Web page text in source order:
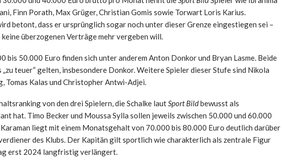
Finn Porath, Max Grüger, Christian Gomis sowie Torwart Loris Karius.
betont, dass er ursprünglich sogar noch unter dieser Grenze eingestiegen sei –
keine überzogenen Verträge mehr vergeben will.
bis 50.000 Euro finden sich unter anderem Anton Donkor und Bryan Lasme. Beide
teuer“ gelten, insbesondere Donkor. Weitere Spieler dieser Stufe sind Nikola
Tomas Kalas und Christopher Antwi-Adjei.
von den drei Spielern, die Schalke lautSport Bildbewusst als
hat. Timo Becker und Moussa Sylla sollen jeweils zwischen 50.000 und 60.000
liegt mit einem Monatsgehalt von 70.000 bis 80.000 Euro deutlich darüber
des Klubs. Der Kapitän gilt sportlich wie charakterlich als zentrale Figur
erst 2024 langfristig verlängert.